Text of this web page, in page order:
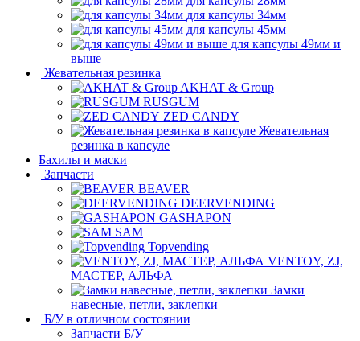
для капсулы 34мм
для капсулы 45мм
для капсулы 49мм и
выше
Жевательная резинка
AKHAT & Group
RUSGUM
ZED CANDY
Жевательная
резинка в капсуле
Бахилы и маски
Запчасти
BEAVER
DEERVENDING
GASHAPON
SAM
Topvending
VENTOY, ZJ,
МАСТЕР, АЛЬФА
Замки
навесные, петли, заклепки
Б/У в отличном состоянии
Запчасти Б/У